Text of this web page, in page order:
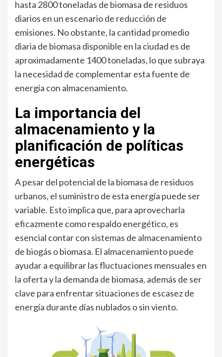
hasta 2800 toneladas de biomasa de residuos
diarios en un escenario de reducción de
emisiones. No obstante, la cantidad promedio
diaria de biomasa disponible en la ciudad es de
aproximadamente 1400 toneladas, lo que subraya
la necesidad de complementar esta fuente de
energía con almacenamiento.
La importancia del
almacenamiento y la
planificación de políticas
energéticas
A pesar del potencial de la biomasa de residuos
urbanos, el suministro de esta energía puede ser
variable. Esto implica que, para aprovecharla
eficazmente como respaldo energético, es
esencial contar con sistemas de almacenamiento
de biogás o biomasa. El almacenamiento puede
ayudar a equilibrar las fluctuaciones mensuales en
la oferta y la demanda de biomasa, además de ser
clave para enfrentar situaciones de escasez de
energía durante días nublados o sin viento.